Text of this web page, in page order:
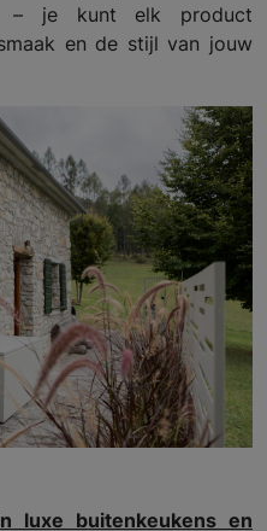
– je kunt elk product
en de stijl van jouw
luxe buitenkeukens en